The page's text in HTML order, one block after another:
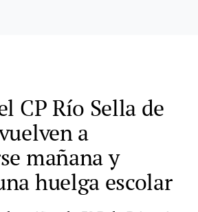
CP Río Sella de
a
mañana y
huelga escolar